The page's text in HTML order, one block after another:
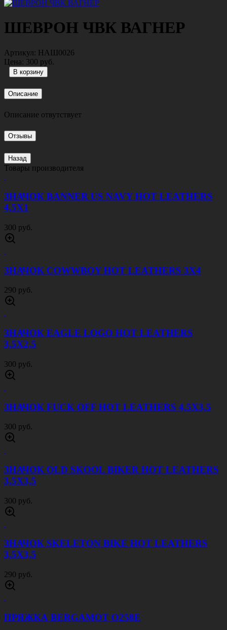
ШЕВРОН ЧВК ВАГНЕР
Артикул: НАШ0026
Цена: 300 руб.
Описание
Описание отвутствует
Отзывы
Назад
Товары производителя
ЗНАЧОК BANNER US NAVY HOT LEATHERS
4,5Х1
300 руб.
ЗНАЧОК COWWBOY HOT LEATHERS 3Х4
290 руб.
ЗНАЧОК EAGLE LOGO HOT LEATHERS
3,5Х2,5
300 руб.
ЗНАЧОК FUCK OFF HOT LEATHERS 4,5Х3,5
300 руб.
ЗНАЧОК OLD SKOOL BIKER HOT LEATHERS
3,5Х3,5
300 руб.
ЗНАЧОК SKELETON BIKE HOT LEATHERS
3,5Х3,5
290 руб.
ПРЯЖКА BERGAMOT O258E